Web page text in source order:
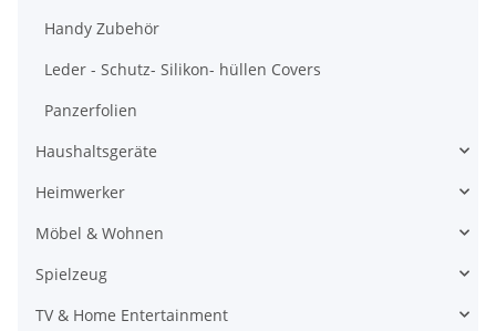
Handy Zubehör
Leder - Schutz- Silikon- hüllen Covers
Panzerfolien
Haushaltsgeräte
Heimwerker
Möbel & Wohnen
Spielzeug
TV & Home Entertainment